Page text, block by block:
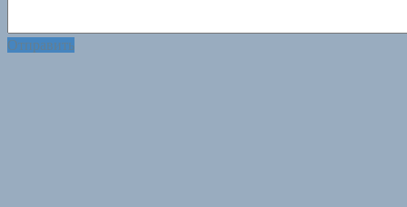
Отправить